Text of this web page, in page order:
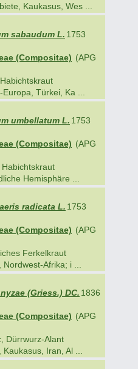
Kaukasus, Wes ...
sabaudum L. 1753
(Compositae) (APG
Türkei, Ka ...
umbellatum L. 1753
(Compositae) (APG
Habichtskraut
Hemisphäre ...
radicata L. 1753
(Compositae) (APG
Ferkelkraut
Afrika; i ...
(Griess.) DC. 1836
(Compositae) (APG
Dürrwurz-Alant
Iran, Al ...